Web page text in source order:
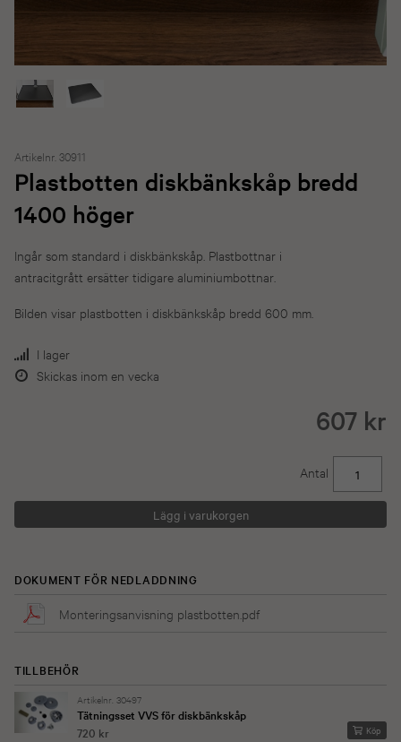
Artikelnr. 30911
Plastbotten diskbänkskåp bredd
1400 höger
Ingår som standard i diskbänkskåp. Plastbottnar i
antracitgrått ersätter tidigare aluminiumbottnar.
Bilden visar plastbotten i diskbänkskåp bredd 600 mm.
I lager
Skickas inom en vecka
607 kr
Antal
DOKUMENT FÖR NEDLADDNING
Monteringsanvisning plastbotten.pdf
TILLBEHÖR
Artikelnr. 30497
Tätningsset VVS för diskbänkskåp
720 kr
Köp